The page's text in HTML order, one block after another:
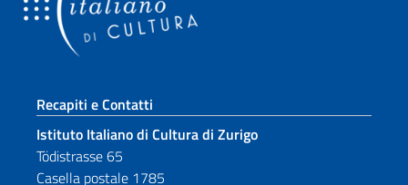
Sezione footer
Recapiti e Contatti
Istituto Italiano di Cultura di Zurigo
Tödistrasse 65
Casella postale 1785